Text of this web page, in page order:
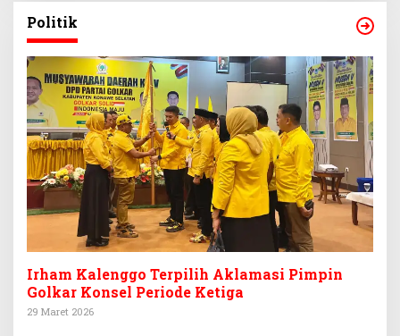
Politik
Irham Kalenggo Terpilih Aklamasi Pimpin
Golkar Konsel Periode Ketiga
29 Maret 2026